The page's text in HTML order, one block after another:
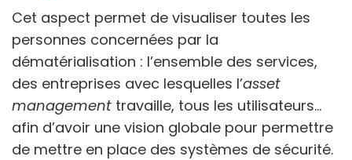
Cet aspect permet de visualiser toutes les
personnes concernées par la
dématérialisation : l’ensemble des services,
des entreprises avec lesquelles l’asset
management travaille, tous les utilisateurs…
afin d’avoir une vision globale pour permettre
de mettre en place des systèmes de sécurité.